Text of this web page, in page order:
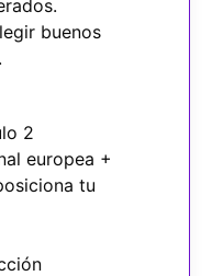
buenos
2
europea +
tu